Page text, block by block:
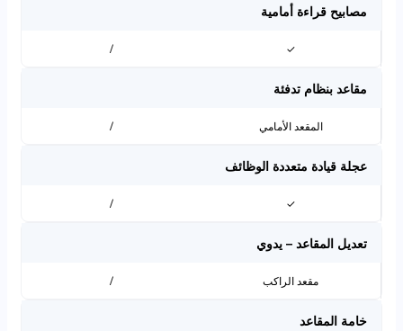
مصابيح قراءة أمامية
✓
/
مقاعد بنظام تدفئة
المقعد الأمامي /
عجلة قيادة متعددة الوظائف
✓
/
تعديل المقاعد – يدوي
مقعد الراكب /
خامة المقاعد